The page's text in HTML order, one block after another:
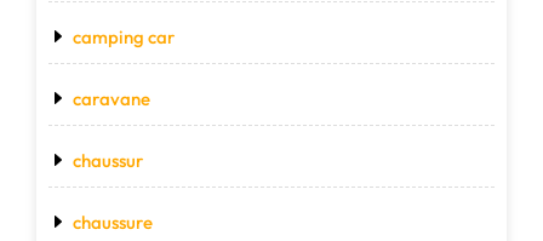
camping car
caravane
chaussur
chaussure